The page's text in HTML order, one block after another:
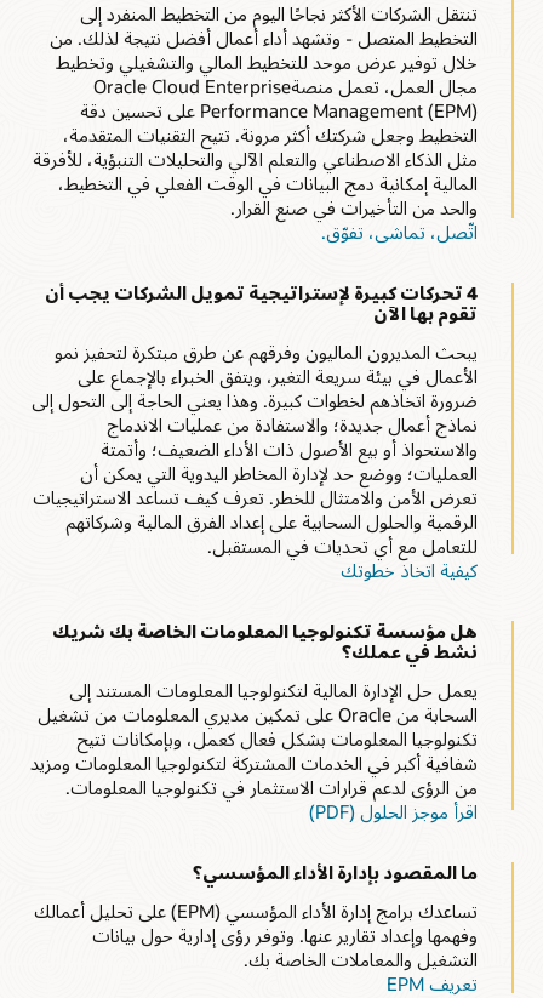
تنتقل الشركات الأكثر نجاحًا اليوم من التخطيط المنفرد إلى
التخطيط المتصل - وتشهد أداء أعمال أفضل نتيجة لذلك. من
خلال توفير عرض موحد للتخطيط المالي والتشغيلي وتخطيط
مجال العمل، تعمل منصةOracle Cloud Enterprise
Performance Management (EPM) على تحسين دقة
التخطيط وجعل شركتك أكثر مرونة. تتيح التقنيات المتقدمة،
مثل الذكاء الاصطناعي والتعلم الآلي والتحليلات التنبؤية، للأفرقة
المالية إمكانية دمج البيانات في الوقت الفعلي في التخطيط،
والحد من التأخيرات في صنع القرار.
اتّصل، تماشى، تفوّق.
4 تحركات كبيرة لإستراتيجية تمويل الشركات يجب أن
تقوم بها الآن
يبحث المديرون الماليون وفرقهم عن طرق مبتكرة لتحفيز نمو
الأعمال في بيئة سريعة التغير، ويتفق الخبراء بالإجماع على
ضرورة اتخاذهم لخطوات كبيرة. وهذا يعني الحاجة إلى التحول إلى
نماذج أعمال جديدة؛ والاستفادة من عمليات الاندماج
والاستحواذ أو بيع الأصول ذات الأداء الضعيف؛ وأتمتة
العمليات؛ ووضع حد لإدارة المخاطر اليدوية التي يمكن أن
تعرض الأمن والامتثال للخطر. تعرف كيف تساعد الاستراتيجيات
الرقمية والحلول السحابية على إعداد الفرق المالية وشركاتهم
للتعامل مع أي تحديات في المستقبل.
كيفية اتخاذ خطوتك
هل مؤسسة تكنولوجيا المعلومات الخاصة بك شريك
نشط في عملك؟
يعمل حل الإدارة المالية لتكنولوجيا المعلومات المستند إلى
السحابة من Oracle على تمكين مديري المعلومات من تشغيل
تكنولوجيا المعلومات بشكل فعال كعمل، وبإمكانات تتيح
شفافية أكبر في الخدمات المشتركة لتكنولوجيا المعلومات ومزيد
من الرؤى لدعم قرارات الاستثمار في تكنولوجيا المعلومات.
اقرأ موجز الحلول (PDF)
ما المقصود بإدارة الأداء المؤسسي؟
تساعدك برامج إدارة الأداء المؤسسي (EPM) على تحليل أعمالك
وفهمها وإعداد تقارير عنها. وتوفر رؤى إدارية حول بيانات
التشغيل والمعاملات الخاصة بك.
تعريف EPM